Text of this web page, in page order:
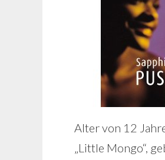
Alter von 12
„Little Mongo“,